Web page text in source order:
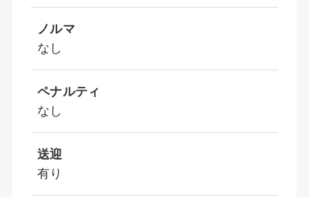
ノルマ
なし
ペナルティ
なし
送迎
有り